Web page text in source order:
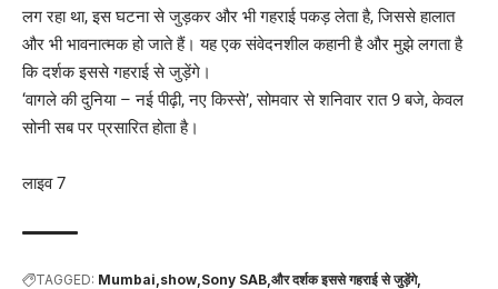
लग रहा था, इस घटना से जुड़कर और भी गहराई पकड़ लेता है, जिससे हालात
और भी भावनात्मक हो जाते हैं। यह एक संवेदनशील कहानी है और मुझे लगता है
कि दर्शक इससे गहराई से जुड़ेंगे।
‘वागले की दुनिया – नई पीढ़ी, नए किस्से’, सोमवार से शनिवार रात 9 बजे, केवल
सोनी सब पर प्रसारित होता है।
लाइव 7
TAGGED: Mumbai show Sony SAB और दर्शक इससे गहराई से जुड़ेंगे